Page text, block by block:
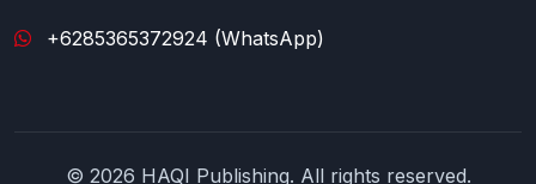
+6285365372924 (WhatsApp)
© 2026 HAQI Publishing. All rights reserved.